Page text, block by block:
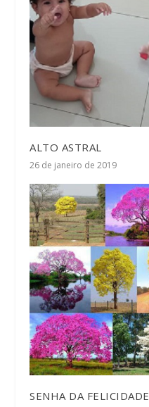
ALTO ASTRAL
26 de janeiro de 2019
SENHA DA FELICIDADE